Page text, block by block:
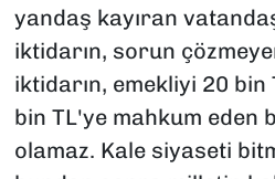
yandaş kayıran
iktidarın, sorun
iktidarın, emekliyi 20 bin
bin TL'ye mahkum eden
olamaz. Kale siyaseti